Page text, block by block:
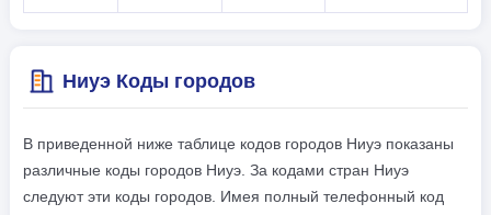
Ниуэ Коды городов
В приведенной ниже таблице кодов городов Ниуэ показаны
различные коды городов Ниуэ. За кодами стран Ниуэ
следуют эти коды городов. Имея полный телефонный код